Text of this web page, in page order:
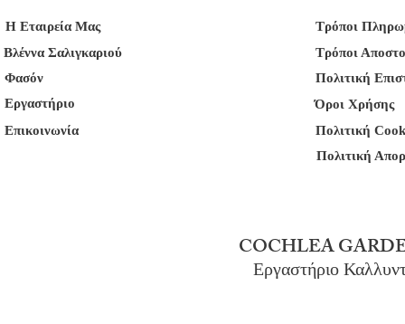
Η Εταιρεία Μας
Βλέννα Σαλιγκαριού
Φασόν
Εργαστήριο
Επικοινωνία
Τρόποι
Τρόποι
Πολιτική
Όροι Χρήσης
Πολιτική
Πολιτική
COCHLEA
Εργαστήριο